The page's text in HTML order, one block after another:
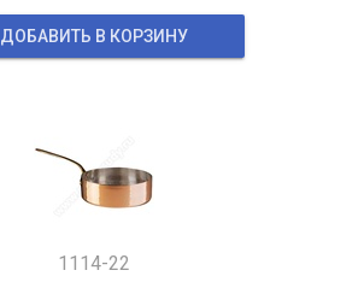
ДОБАВИТЬ В КОРЗИНУ
1114-22